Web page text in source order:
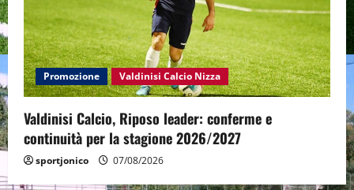
Promozione Valdinisi Calcio Nizza
Valdinisi Calcio, Riposo leader: conferme e
continuità per la stagione 2026/2027
sportjonico 07/08/2026